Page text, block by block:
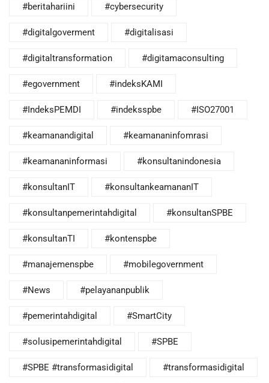
#beritahariini #cybersecurity
#digitalgoverment #digitalisasi
#digitaltransformation #digitamaconsulting
#egovernment #indeksKAMI
#IndeksPEMDI #indeksspbe #ISO27001
#keamanandigital #keamananinfomrasi
#keamananinformasi #konsultanindonesia
#konsultanIT #konsultankeamananIT
#konsultanpemerintahdigital #konsultanSPBE
#konsultanTI #kontenspbe
#manajemenspbe #mobilegovernment
#News #pelayananpublik
#pemerintahdigital #SmartCity
#solusipemerintahdigital #SPBE
#SPBE #transformasidigital #transformasidigital